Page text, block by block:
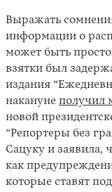
Выражать
информации о
может быть
взятки был
издания
накануне получил
новой
“Репортеры без
Сацуку и заявила,
как
которые ставят